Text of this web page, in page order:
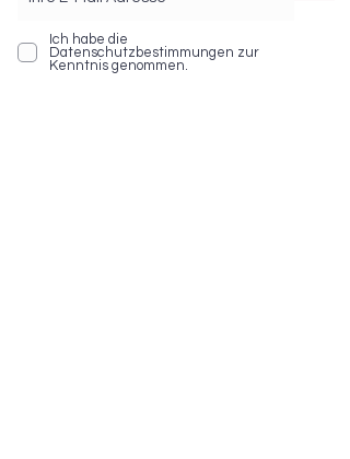
Ich habe die
Datenschutzbestimmungen zur
Kenntnis genommen.